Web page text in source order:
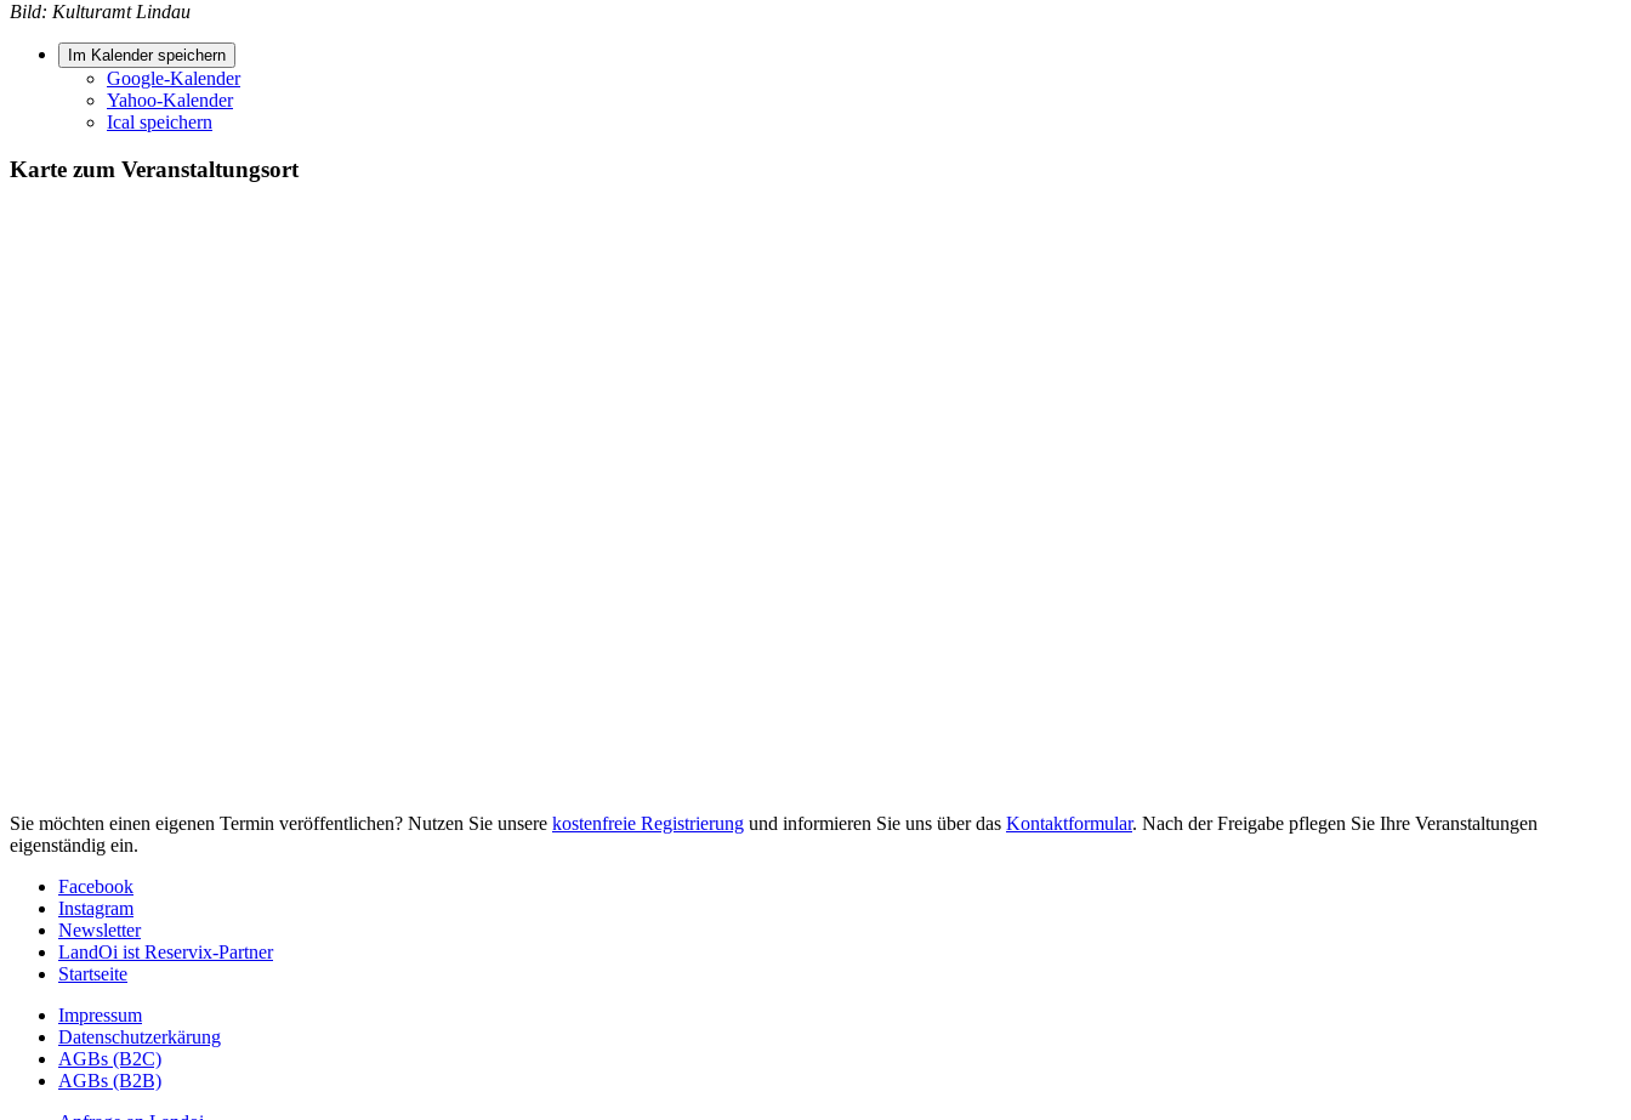
Bild: Kulturamt Lindau
Im Kalender speichern
Google-Kalender
Yahoo-Kalender
Ical speichern
Karte zum Veranstaltungsort
Sie möchten einen eigenen Termin veröffentlichen? Nutzen Sie unsere kostenfreie Registrierung und informieren Sie uns über das Kontaktformular. Nach der Freigabe pflegen Sie Ihre Veranstaltungen
eigenständig ein.
Facebook
Instagram
Newsletter
LandOi ist Reservix-Partner
Startseite
Impressum
Datenschutzerkärung
AGBs (B2C)
AGBs (B2B)